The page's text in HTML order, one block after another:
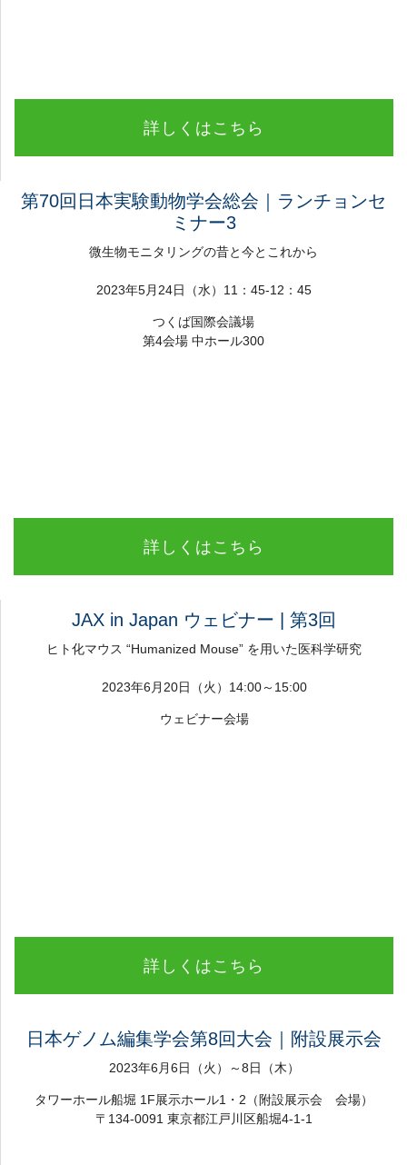
詳しくはこちら
第70回日本実験動物学会総会｜ランチョンセ
ミナー3
微生物モニタリングの昔と今とこれから
2023年5月24日（水）11：45-12：45
つくば国際会議場
第4会場 中ホール300
詳しくはこちら
JAX in Japan ウェビナー | 第3回
ヒト化マウス “Humanized Mouse” を用いた医科学研究
2023年6月20日（火）14:00～15:00
ウェビナー会場
詳しくはこちら
日本ゲノム編集学会第8回大会｜附設展示会
2023年6月6日（火）～8日（木）
タワーホール船堀 1F展示ホール1・2（附設展示会 会場）
〒134-0091 東京都江戸川区船堀4-1-1